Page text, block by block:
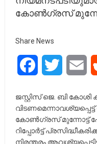
കോൺഗ്രസ്‌
Share News
FacebookTwitter
ജസ്റ്റിസ് ജെ. ബി കോശി
കോൺഗ്രസ്‌ മുന്നോട്ട്
റിപ്പോർട്ട്‌
നിരന്തരം